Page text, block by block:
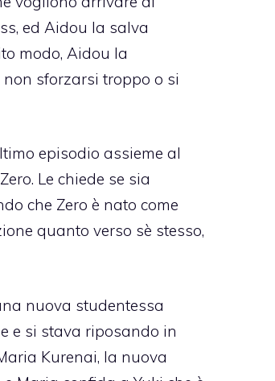
ed Aidou la salva
modo, Aidou la
sforzarsi troppo o si
episodio assieme al
Le chiede se sia
che Zero è nato come
quanto verso sè stesso,
nuova studentessa
e si stava riposando in
Kurenai, la nuova